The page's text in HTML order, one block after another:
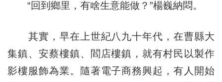
“回到鄉里，有啥生意能做？”楊巍納悶。
其實，早在上世紀八九十年代，在曹縣大
集鎮、安蔡樓鎮、閻店樓鎮，就有村民以製作
影樓服飾為業。隨著電子商務興起，有人開始